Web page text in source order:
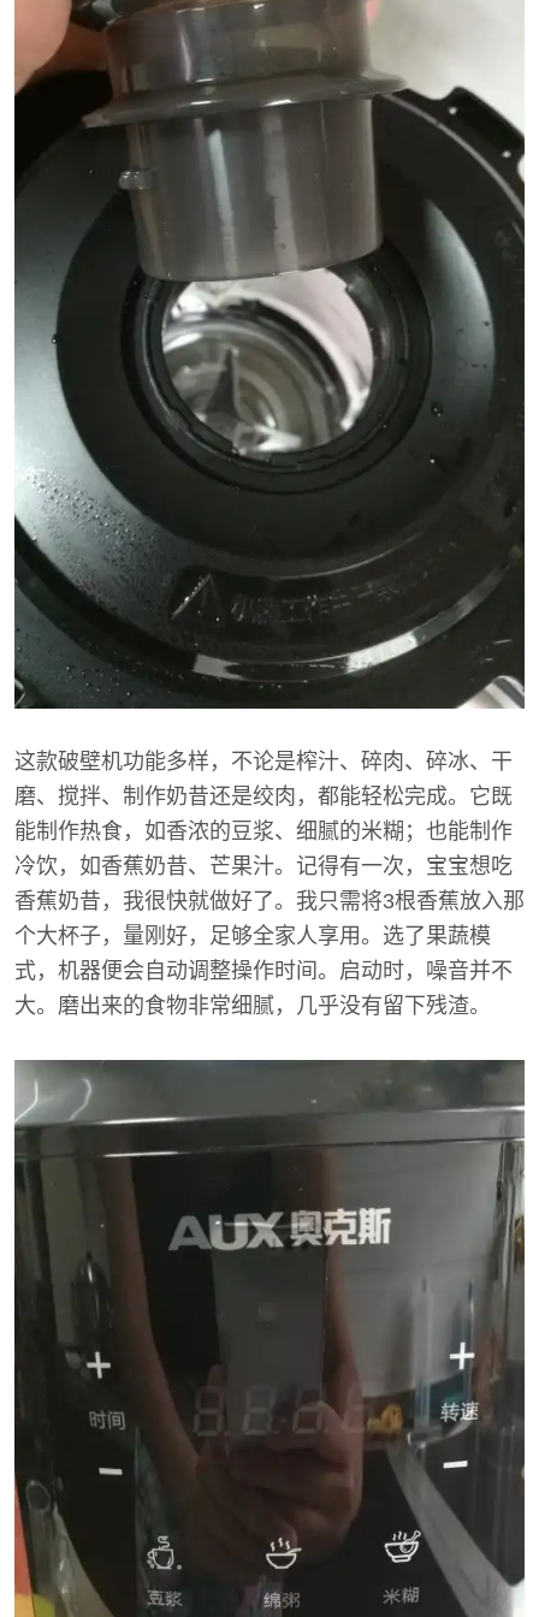
这款破壁机功能多样，不论是榨汁、碎肉、碎冰、干
磨、搅拌、制作奶昔还是绞肉，都能轻松完成。它既
能制作热食，如香浓的豆浆、细腻的米糊；也能制作
冷饮，如香蕉奶昔、芒果汁。记得有一次，宝宝想吃
香蕉奶昔，我很快就做好了。我只需将3根香蕉放入那
个大杯子，量刚好，足够全家人享用。选了果蔬模
式，机器便会自动调整操作时间。启动时，噪音并不
大。磨出来的食物非常细腻，几乎没有留下残渣。